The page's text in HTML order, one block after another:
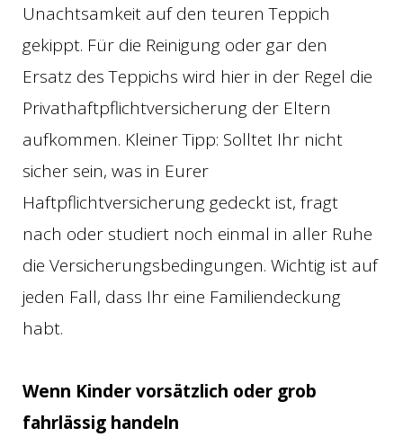
Unachtsamkeit auf den teuren Teppich
gekippt. Für die Reinigung oder gar den
Ersatz des Teppichs wird hier in der Regel die
Privathaftpflichtversicherung der Eltern
aufkommen. Kleiner Tipp: Solltet Ihr nicht
sicher sein, was in Eurer
Haftpflichtversicherung gedeckt ist, fragt
nach oder studiert noch einmal in aller Ruhe
die Versicherungsbedingungen. Wichtig ist auf
jeden Fall, dass Ihr eine Familiendeckung
habt.
Wenn Kinder vorsätzlich oder grob
fahrlässig handeln